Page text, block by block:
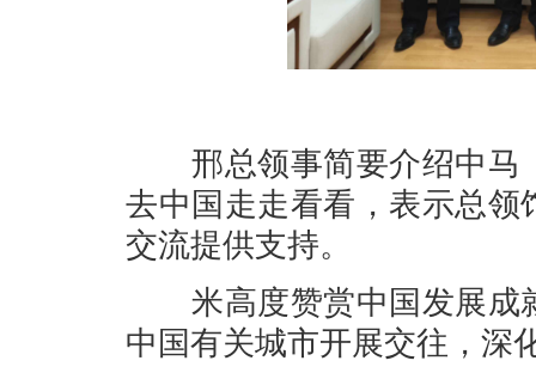
邢总领事简要介绍中马
去中国走走看看，表示总
交流提供支持。
米高度赞赏中国发展成
中国有关城市开展交往，深